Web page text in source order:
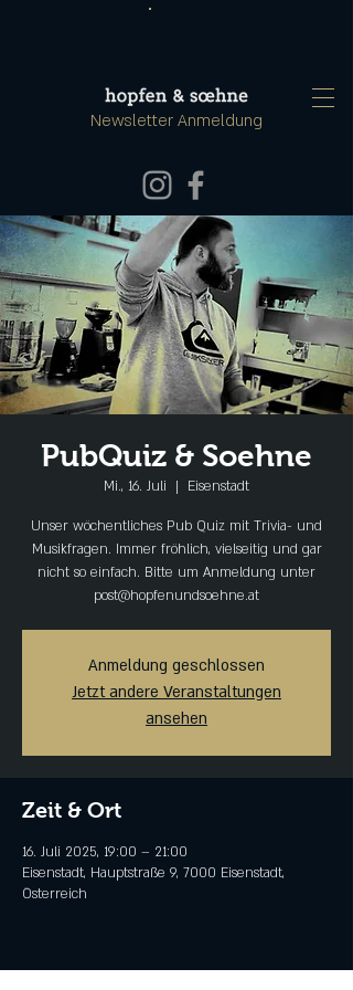
Newsletter Anmeldung
PubQuiz & Soehne
Mi., 16. Juli
  |
Eisenstadt
Unser wöchentliches Pub Quiz mit Trivia- und
Musikfragen. Immer fröhlich, vielseitig und gar
nicht so einfach. Bitte um Anmeldung unter
post@hopfenundsoehne.at
Anmeldung geschlossen
Jetzt andere Veranstaltungen
ansehen
Zeit & Ort
16. Juli 2025, 19:00 – 21:00
Eisenstadt, Hauptstraße 9, 7000 Eisenstadt,
Österreich